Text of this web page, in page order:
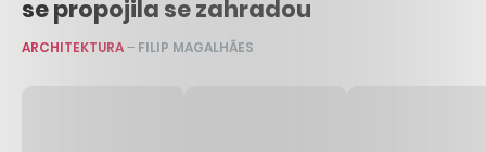
se propojila se zahradou
ARCHITEKTURA– FILIP MAGALHÃES